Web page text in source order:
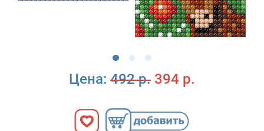
Цена: 492 р. 394 р.